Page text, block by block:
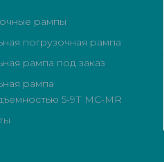
рампы
погрузочная рампа
рампа под заказ
рампа
5-9Т MC-MR